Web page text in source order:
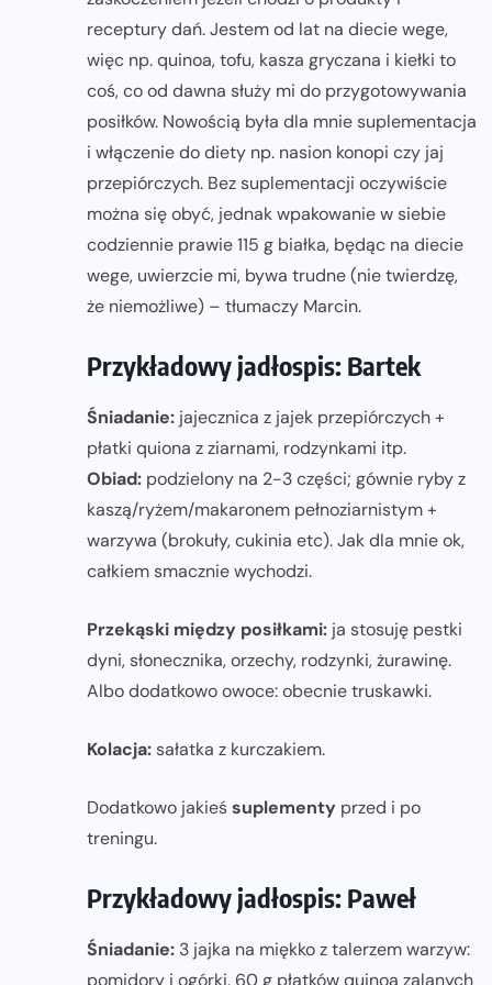
receptury dań. Jestem od lat na diecie wege,
więc np. quinoa, tofu, kasza gryczana i kiełki to
coś, co od dawna służy mi do przygotowywania
posiłków. Nowością była dla mnie suplementacja
i włączenie do diety np. nasion konopi czy jaj
przepiórczych. Bez suplementacji oczywiście
można się obyć, jednak wpakowanie w siebie
codziennie prawie 115 g białka, będąc na diecie
wege, uwierzcie mi, bywa trudne (nie twierdzę,
że niemożliwe) – tłumaczy Marcin.
Przykładowy jadłospis: Bartek
Śniadanie: jajecznica z jajek przepiórczych +
płatki quiona z ziarnami, rodzynkami itp.
Obiad: podzielony na 2-3 części; gównie ryby z
kaszą/ryżem/makaronem pełnoziarnistym +
warzywa (brokuły, cukinia etc). Jak dla mnie ok,
całkiem smacznie wychodzi.
Przekąski między posiłkami: ja stosuję pestki
dyni, słonecznika, orzechy, rodzynki, żurawinę.
Albo dodatkowo owoce: obecnie truskawki.
Kolacja:sałatka z kurczakiem.
Dodatkowo jakieśsuplementy przed i po
treningu.
Przykładowy jadłospis: Paweł
Śniadanie: 3 jajka na miękko z talerzem warzyw:
pomidory i ogórki. 60 g płatków quinoa zalanych